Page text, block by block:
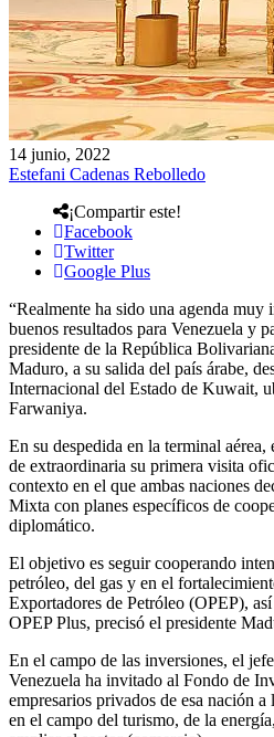
14 junio, 2022
Estefani Cadenas Rebolledo
¡Compartir este!
Facebook
Twitter
Google Plus
“Realmente ha sido una agenda muy
buenos resultados para Venezuela y
presidente de la República
Maduro, a su salida del país árabe,
Internacional del Estado de Kuwait,
Farwaniya.
En su despedida en la terminal
de extraordinaria su primera visita
contexto en el que ambas naciones
Mixta con planes específicos de
diplomático.
El objetivo es seguir cooperando
petróleo, del gas y en el
Exportadores de Petróleo (OPEP),
OPEP Plus, precisó el presidente
En el campo de las inversiones, el
Venezuela ha invitado al Fondo de
empresarios privados de esa nación
en el campo del turismo, de la